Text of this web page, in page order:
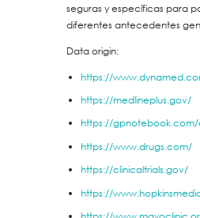
seguras y específicas para
diferentes antecedentes
Data origin:
https://
https://medlineplus.gov/
https://
https://www.drugs.com/
https://clinicaltrials.gov/
https://